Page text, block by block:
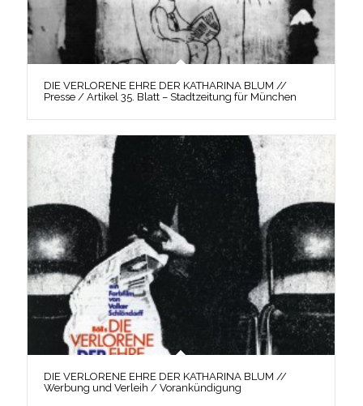
DIE VERLORENE EHRE DER KATHARINA BLUM //
Presse / Artikel 35. Blatt – Stadtzeitung für München
DIE VERLORENE EHRE DER KATHARINA BLUM //
Werbung und Verleih / Vorankündigung